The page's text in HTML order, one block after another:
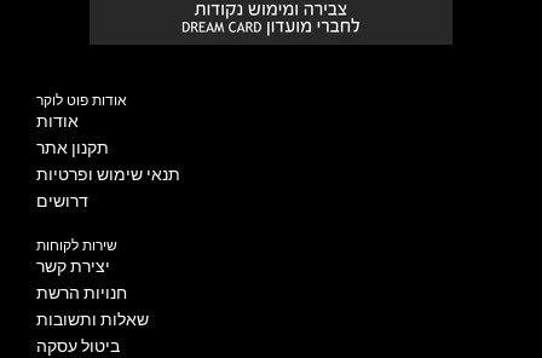
אודות פוט לוקר
אודות
תקנון אתר
תנאי שימוש ופרטיות
דרושים
שירות לקוחות
יצירת קשר
חנויות הרשת
שאלות ותשובות
ביטול עסקה